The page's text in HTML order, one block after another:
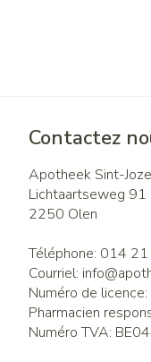
Contactez
Apotheek Sint-
Lichtaartseweg 91
2250 Olen
Téléphone: 014
Courriel: info@
Numéro de licence:
Pharmacien
Numéro TVA: